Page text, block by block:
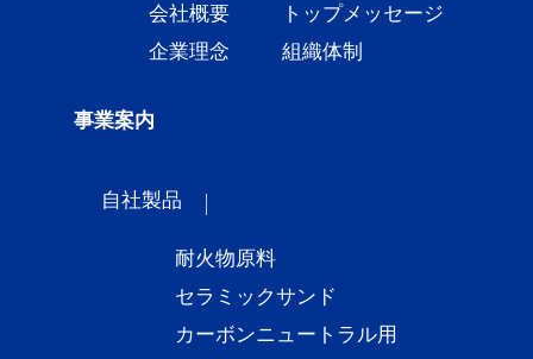
会社概要
トップメッセージ
企業理念
組織体制
事業案内
自社製品
耐火物原料
セラミックサンド
カーボンニュートラル用